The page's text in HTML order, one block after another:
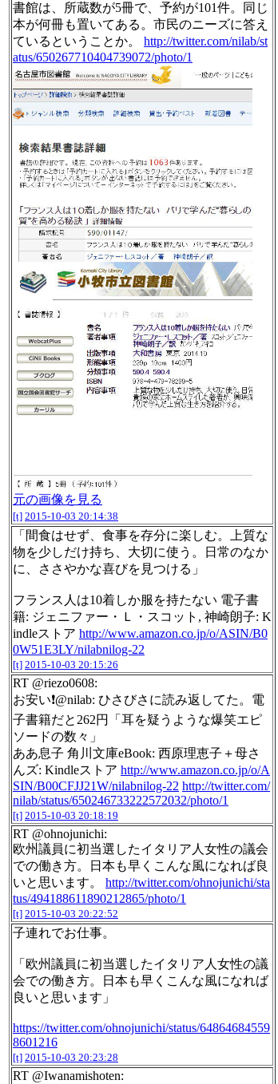
書館は、所蔵数が5冊で、予約が101件。同じ
本が何冊も置いてある。市民のニーズに答え
ているということか。 http://twitter.com/nilab/st
atus/650267710404739072/photo/1
元の画像を見る
[t] 2015-10-03 20:14:38
「間食はせず、食事を存分に楽しむ。上質な
物を少しだけ持ち、大切に使う。日常のなか
に、ささやかな喜びを見つける」
フランス人は10着しか服を持たない 電子書
籍: ジェニファー・Ｌ・スコット, 神崎朗子: K
indleストア http://www.amazon.co.jp/o/ASIN/B0
0W51E3LY/nilabnilog-22
[t] 2015-10-03 20:15:26
RT @riezo0608:
お安い❗@nilab: ひさびさに読み返してた。電
子書籍だと262円「耳を疑うような爆笑エピ
ソードの数々」
ああ息子 角川文庫eBook: 西原理恵子＋母さ
んズ: Kindleストア http://www.amazon.co.jp/o/A
SIN/B00CFJJ21W/nilabnilog-22 http://twitter.com/
nilab/status/650246733222572032/photo/1
[t] 2015-10-03 20:18:19
RT @ohnojunichi:
欧州議員に初当選したイタリア人女性の議会
での働き方。日本も早くこんな風になれば良
いと思います。 http://twitter.com/ohnojunichi/sta
tus/494188611890212865/photo/1
[t] 2015-10-03 20:22:52
子連れでお仕事。
「欧州議員に初当選したイタリア人女性の議
会での働き方。日本も早くこんな風になれば
良いと思います」
https://twitter.com/ohnojunichi/status/64864684559
8601216
[t] 2015-10-03 20:23:28
RT @Iwanamishoten: